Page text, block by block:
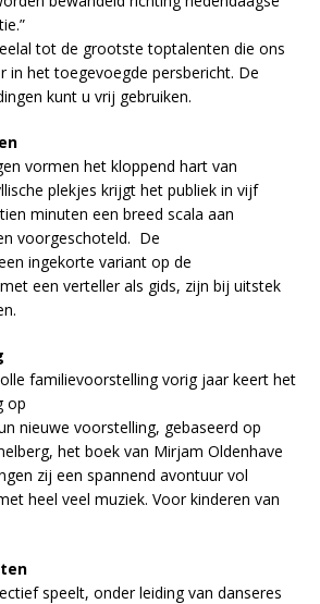
tot de grootste toptalenten die ons
in het toegevoegde persbericht. De
kunt u vrij gebruiken.
vormen het kloppend hart van
plekjes krijgt het publiek in vijf
minuten een breed scala aan
voorgeschoteld. De
ingekorte variant op de
een verteller als gids, zijn bij uitstek
familievoorstelling vorig jaar keert het
op
nieuwe voorstelling, gebaseerd op
het boek van Mirjam Oldenhave
zij een spannend avontuur vol
heel veel muziek. Voor kinderen van
speelt, onder leiding van danseres